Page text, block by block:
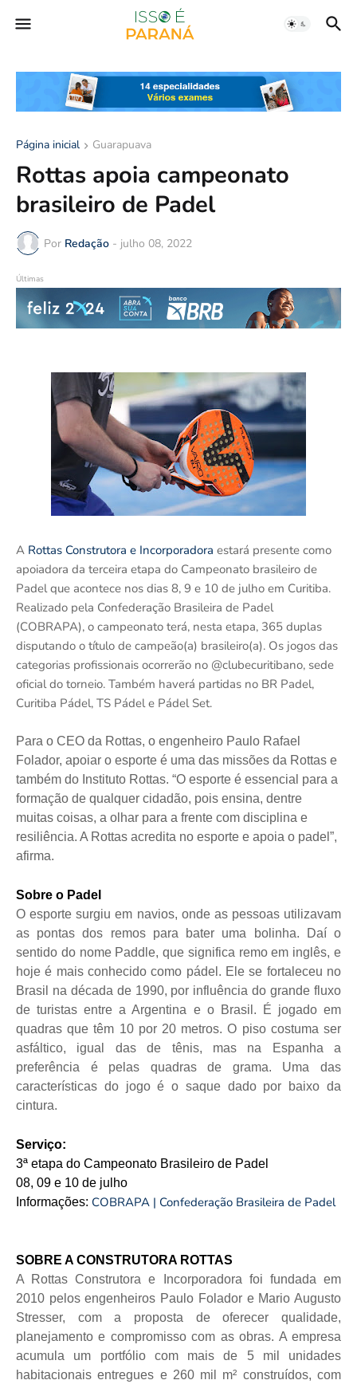
Página inicial Guarapuava
Rottas apoia campeonato
brasileiro de Padel
Por Redação - julho 08, 2022
Últimas
A Rottas Construtora e Incorporadora estará presente como
apoiadora da terceira etapa do Campeonato brasileiro de
Padel que acontece nos dias 8, 9 e 10 de julho em Curitiba.
Realizado pela Confederação Brasileira de Padel
(COBRAPA), o campeonato terá, nesta etapa, 365 duplas
disputando o título de campeão(a) brasileiro(a). Os jogos das
categorias profissionais ocorrerão no @clubecuritibano, sede
oficial do torneio. Também haverá partidas no BR Padel,
Curitiba Pádel, TS Pádel e Pádel Set.
Para o CEO da Rottas, o engenheiro Paulo Rafael
Folador, apoiar o esporte é uma das missões da Rottas e
também do Instituto Rottas. “O esporte é essencial para a
formação de qualquer cidadão, pois ensina, dentre
muitas coisas, a olhar para a frente com disciplina e
resiliência. A Rottas acredita no esporte e apoia o padel”,
afirma.
Sobre o Padel
O esporte surgiu em navios, onde as pessoas utilizavam
as pontas dos remos para bater uma bolinha. Daí o
sentido do nome Paddle, que significa remo em inglês, e
hoje é mais conhecido como pádel. Ele se fortaleceu no
Brasil na década de 1990, por influência do grande fluxo
de turistas entre a Argentina e o Brasil. É jogado em
quadras que têm 10 por 20 metros. O piso costuma ser
asfáltico, igual das de tênis, mas na Espanha a
preferência é pelas quadras de grama. Uma das
características do jogo é o saque dado por baixo da
cintura.
Serviço:
3ª etapa do Campeonato Brasileiro de Padel
08, 09 e 10 de julho
Informações: COBRAPA | Confederação Brasileira de Padel
SOBRE A CONSTRUTORA ROTTAS
A Rottas Construtora e Incorporadora foi fundada em
2010 pelos engenheiros Paulo Folador e Mario Augusto
Stresser, com a proposta de oferecer qualidade,
planejamento e compromisso com as obras. A empresa
acumula um portfólio com mais de 5 mil unidades
habitacionais entregues e 260 mil m² construídos, com